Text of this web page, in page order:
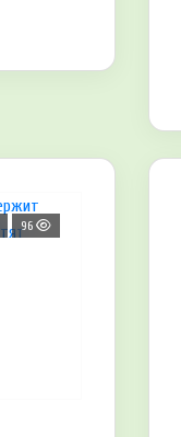
96